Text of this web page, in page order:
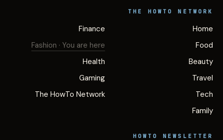
THE HOWTO NETWORK
Home
Food
Beauty
Travel
Tech
Family
Finance
Fashion · You are here
Health
Gaming
The HowTo Network
HOWTO NEWSLETTER